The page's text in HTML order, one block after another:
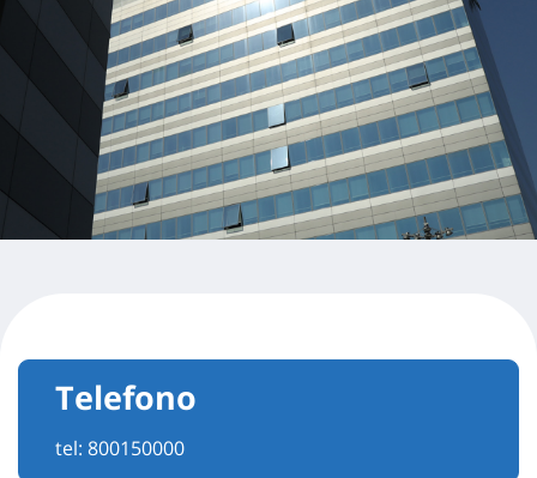
Telefono
tel: 800150000